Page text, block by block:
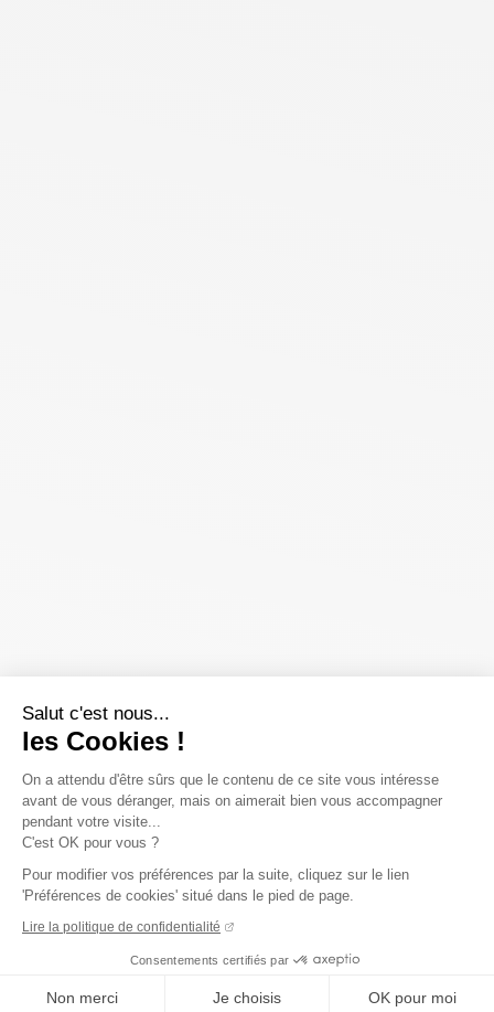
Salut c'est nous...
les Cookies !
On a attendu d'être sûrs que le contenu de ce site vous intéresse
avant de vous déranger, mais on aimerait bien vous accompagner
pendant votre visite...
C'est OK pour vous ?
Pour modifier vos préférences par la suite, cliquez sur le lien
'Préférences de cookies' situé dans le pied de page.
Lire la politique de confidentialité
Consentements certifiés par
Non merci Je choisis OK pour moi